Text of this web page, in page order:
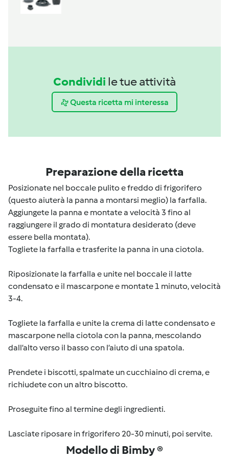
Condividi le tue attività
Questa ricetta mi interessa
Preparazione della ricetta
Posizionate nel boccale pulito e freddo di frigorifero
(questo aiuterà la panna a montarsi meglio) la farfalla.
Aggiungete la panna e montate a velocità 3 fino al
raggiungere il grado di montatura desiderato (deve
essere bella montata).
Togliete la farfalla e trasferite la panna in una ciotola.
Riposizionate la farfalla e unite nel boccale il latte
condensato e il mascarpone e montate 1 minuto, velocità
3-4.
Togliete la farfalla e unite la crema di latte condensato e
mascarpone nella ciotola con la panna, mescolando
dall’alto verso il basso con l’aiuto di una spatola.
Prendete i biscotti, spalmate un cucchiaino di crema, e
richiudete con un altro biscotto.
Proseguite fino al termine degli ingredienti.
Lasciate riposare in frigorifero 20-30 minuti, poi servite.
Modello di Bimby ®